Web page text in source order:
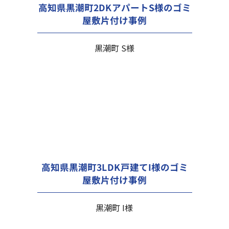
高知県黒潮町2DKアパートS様のゴミ
屋敷片付け事例
黒潮町 S様
高知県黒潮町3LDK戸建てI様のゴミ
屋敷片付け事例
黒潮町 I様